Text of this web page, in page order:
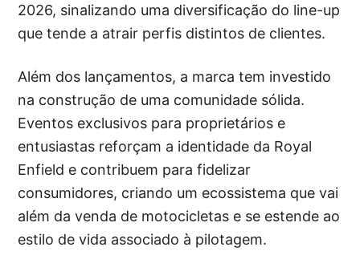
2026, sinalizando uma diversificação do line-up
que tende a atrair perfis distintos de clientes.
Além dos lançamentos, a marca tem investido
na construção de uma comunidade sólida.
Eventos exclusivos para proprietários e
entusiastas reforçam a identidade da Royal
Enfield e contribuem para fidelizar
consumidores, criando um ecossistema que vai
além da venda de motocicletas e se estende ao
estilo de vida associado à pilotagem.